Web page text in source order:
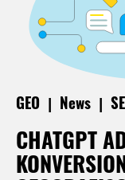
GEO News
CHATGPT